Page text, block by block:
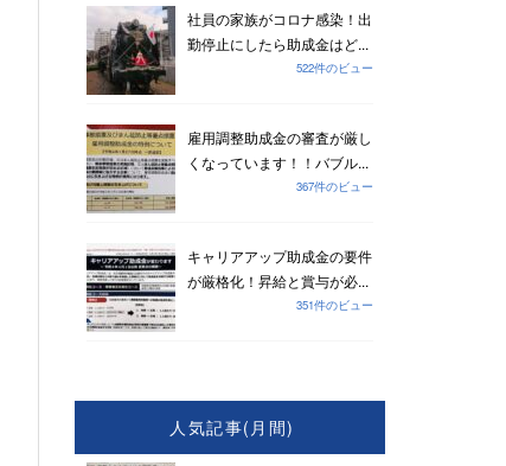
社員の家族がコロナ感染！出
勤停止にしたら助成金はど...
522件のビュー
雇用調整助成金の審査が厳し
くなっています！！バブル...
367件のビュー
キャリアアップ助成金の要件
が厳格化！昇給と賞与が必...
351件のビュー
人気記事(月間)